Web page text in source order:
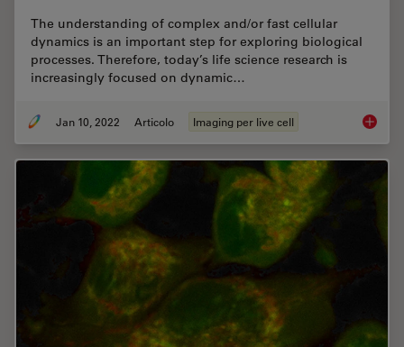
The understanding of complex and/or fast cellular
dynamics is an important step for exploring biological
processes. Therefore, today’s life science research is
increasingly focused on dynamic…
Jan 10, 2022 Articolo Imaging per live cell Live-